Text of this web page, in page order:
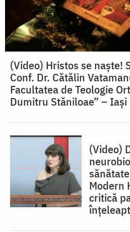
(Video) Hristos se naște!
Conf. Dr. Cătălin
Facultatea de Teologie
Dumitru Stăniloae” – Iași
(Video)
Modern
critică